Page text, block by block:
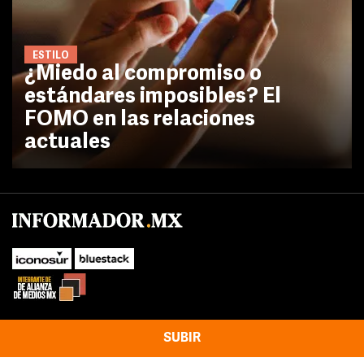
ESTILO
¿Miedo al compromiso o
estándares imposibles? El
FOMO en las relaciones
actuales
SUBIR